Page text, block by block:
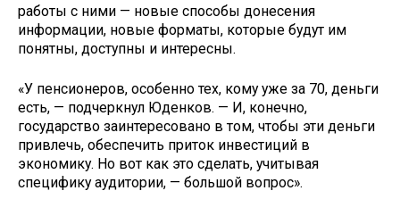
работы с ними — новые способы донесения
информации, новые форматы, которые будут им
понятны, доступны и интересны.
«У пенсионеров, особенно тех, кому уже за 70, деньги
есть, — подчеркнул Юденков. — И, конечно,
государство заинтересовано в том, чтобы эти деньги
привлечь, обеспечить приток инвестиций в
экономику. Но вот как это сделать, учитывая
специфику аудитории, — большой вопрос».